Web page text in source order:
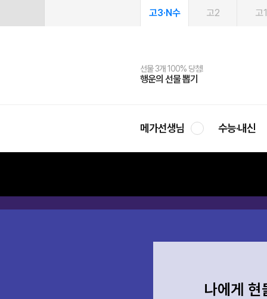
고3·N수 고2 고1
선물 3개 100% 당첨!
행운의 선물 뽑기
선물 100% 증정!
메가스터디 X 올리브
여름방학 스터디 캐시백
메가런 썸머스쿨
2027 러셀 단과
강사 공개선발
스마트러닝앱
설문 EVENT
메가패스
3일 무료 체험권
메가패스 수강생 무료혜택!
메가클럽 멤버십
사회공헌 캠페인
희망이룸 메가나눔
메가선생님 수능·내신
나에게 현